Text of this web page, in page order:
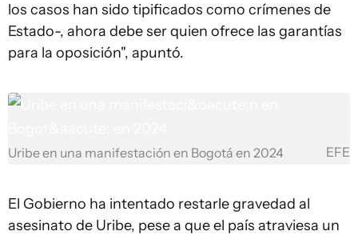
los casos han sido tipificados como crímenes de
Estado-, ahora debe ser quien ofrece las garantías
para la oposición", apuntó.
Uribe en una manifestación en Bogotá en 2024 EFE
El Gobierno ha intentado restarle gravedad al
asesinato de Uribe, pese a que el país atraviesa un